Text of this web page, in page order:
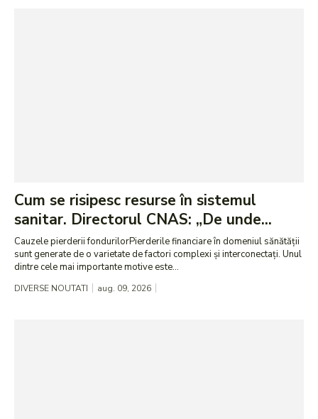
Cum se risipesc resurse în sistemul
sanitar. Directorul CNAS: „De unde...
Cauzele pierderii fondurilorPierderile financiare în domeniul sănătății
sunt generate de o varietate de factori complexi și interconectați. Unul
dintre cele mai importante motive este...
DIVERSE NOUTATI aug. 09, 2026